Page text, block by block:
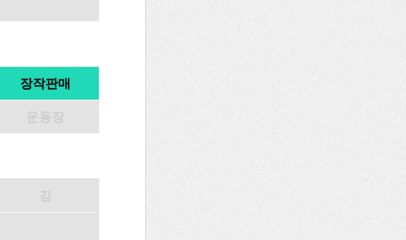
장작판매